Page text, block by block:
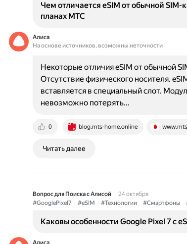
Чем отличается eSIM от обычной
планах МТС
Алиса
На основе источников, возможны неточности
0 blog.mts-home.online
Некоторые отличия eSIM от обычной
Отсутствие физического носителя.
вставляется в специальный слот.
невозможно потерять…
Читать далее
Вопрос для Поиска с Алисой
24 октября
#GooglePixel7
#eSIM #Технологии #Смартфоны
Каковы особенности Google Pixel 7 с
Алиса